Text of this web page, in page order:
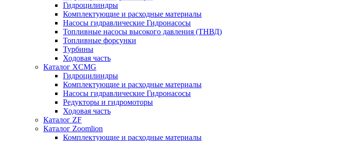
Гидроцилиндры
Комплектующие и расходные материалы
Насосы гидравлические Гидронасосы
Топливные насосы высокого давления (ТНВД)
Топливные форсунки
Турбины
Ходовая часть
Каталог XCMG
Гидроцилиндры
Комплектующие и расходные материалы
Насосы гидравлические Гидронасосы
Редукторы и гидромоторы
Ходовая часть
Каталог ZF
Каталог Zoomlion
Комплектующие и расходные материалы